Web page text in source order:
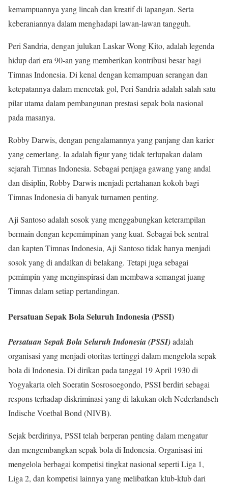
kemampuannya yang lincah dan kreatif di lapangan. Serta
keberaniannya dalam menghadapi lawan-lawan tangguh.
Peri Sandria, dengan julukan Laskar Wong Kito, adalah legenda
hidup dari era 90-an yang memberikan kontribusi besar bagi
Timnas Indonesia. Di kenal dengan kemampuan serangan dan
ketepatannya dalam mencetak gol, Peri Sandria adalah salah satu
pilar utama dalam pembangunan prestasi sepak bola nasional
pada masanya.
Robby Darwis, dengan pengalamannya yang panjang dan karier
yang cemerlang. Ia adalah figur yang tidak terlupakan dalam
sejarah Timnas Indonesia. Sebagai penjaga gawang yang andal
dan disiplin, Robby Darwis menjadi pertahanan kokoh bagi
Timnas Indonesia di banyak turnamen penting.
Aji Santoso adalah sosok yang menggabungkan keterampilan
bermain dengan kepemimpinan yang kuat. Sebagai bek sentral
dan kapten Timnas Indonesia, Aji Santoso tidak hanya menjadi
sosok yang di andalkan di belakang. Tetapi juga sebagai
pemimpin yang menginspirasi dan membawa semangat juang
Timnas dalam setiap pertandingan.
Persatuan Sepak Bola Seluruh Indonesia (PSSI)
Persatuan Sepak Bola Seluruh Indonesia (PSSI)adalah
organisasi yang menjadi otoritas tertinggi dalam mengelola sepak
bola di Indonesia. Di dirikan pada tanggal 19 April 1930 di
Yogyakarta oleh Soeratin Sosrosoegondo, PSSI berdiri sebagai
respons terhadap diskriminasi yang di lakukan oleh Nederlandsch
Indische Voetbal Bond (NIVB).
Sejak berdirinya, PSSI telah berperan penting dalam mengatur
dan mengembangkan sepak bola di Indonesia. Organisasi ini
mengelola berbagai kompetisi tingkat nasional seperti Liga 1,
Liga 2, dan kompetisi lainnya yang melibatkan klub-klub dari